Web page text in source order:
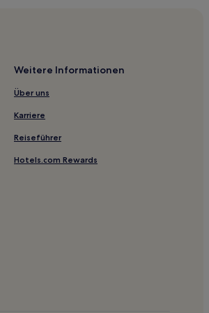
Weitere Informationen
Über uns
Karriere
Reiseführer
Hotels.com Rewards